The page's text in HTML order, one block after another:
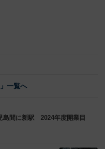
」一覧へ
島間に新駅 2024年度開業目